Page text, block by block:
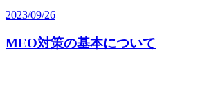
2023/09/26
MEO対策の基本について